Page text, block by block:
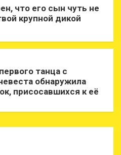
что его сын чуть не
крупной дикой
танца с
обнаружила
присосавшихся к её